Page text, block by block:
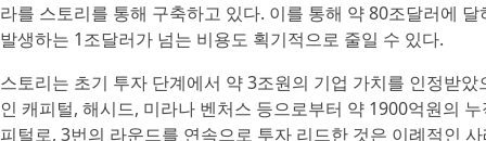
라를 스토리를 통해 구축하고 있다. 이를 통해 약 80조달러에
발생하는 1조달러가 넘는 비용도 획기적으로 줄일 수 있다.
스토리는 초기 투자 단계에서 약 3조원의 기업 가치를 인정받
인 캐피털, 해시드, 미라나 벤처스 등으로부터 약 1900억원의
피털로, 3번의 라운드를 연속으로 투자 리드한 것은 이례적인